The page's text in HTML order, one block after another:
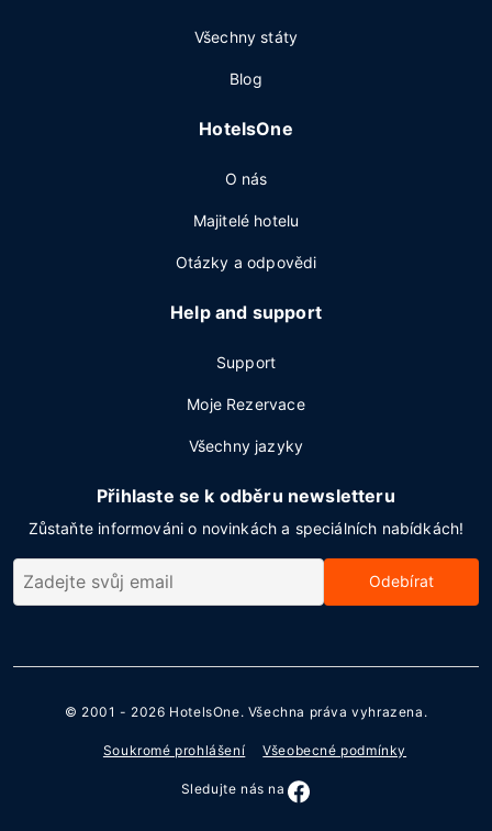
Všechny státy
Blog
HotelsOne
O nás
Majitelé hotelu
Otázky a odpovědi
Help and support
Support
Moje Rezervace
Všechny jazyky
Přihlaste se k odběru newsletteru
Zůstaňte informováni o novinkách a speciálních nabídkách!
Odebírat
© 2001 - 2026 HotelsOne. Všechna práva vyhrazena.
Soukromé prohlášení Všeobecné podmínky
Sledujte nás na